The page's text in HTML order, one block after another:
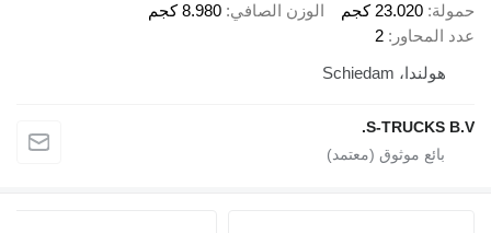
كجم الوزن الصافي 8.980 كجم
2
S-